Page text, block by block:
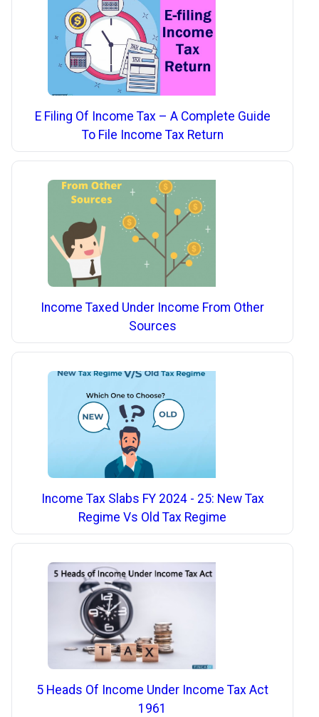
E Filing Of Income Tax – A Complete Guide
To File Income Tax Return
Income Taxed Under Income From Other
Sources
Income Tax Slabs FY 2024 - 25: New Tax
Regime Vs Old Tax Regime
5 Heads Of Income Under Income Tax Act
1961